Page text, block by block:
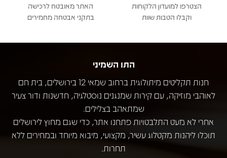
הצטרפו למועדון הלקוחות
וקבלו הטבות שוות
האתר מאובטח לרכישה
בתקני אבטחה מחמירים
התו השמיני
חנות תקליטים מיתולוגית ברחוב שמאי 12 בירושלים, בית חם
לאוהבי מוזיקה, עם קירות שמנגנים נוסטלגיה, חדשנות ודור צעיר
שמתאהב בצלילים.
אחרי לא מעט התלבטויות פתחנו אתר, כדי שגם מחוץ לירושלים
תוכלו ליהנות מקטלוג עשיר, מקצועי, מיבוא מיוחד ובמחירים ללא
תחרות.